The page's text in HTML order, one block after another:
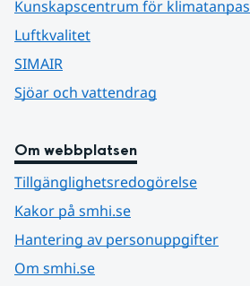
Kunskapscentrum för
Luftkvalitet
SIMAIR
Sjöar och vattendrag
Om webbplatsen
Tillgänglighetsredogörelse
Kakor på smhi.se
Hantering av personuppgifter
Om smhi.se